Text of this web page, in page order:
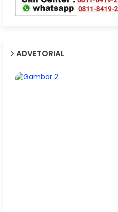
ADVETORIAL